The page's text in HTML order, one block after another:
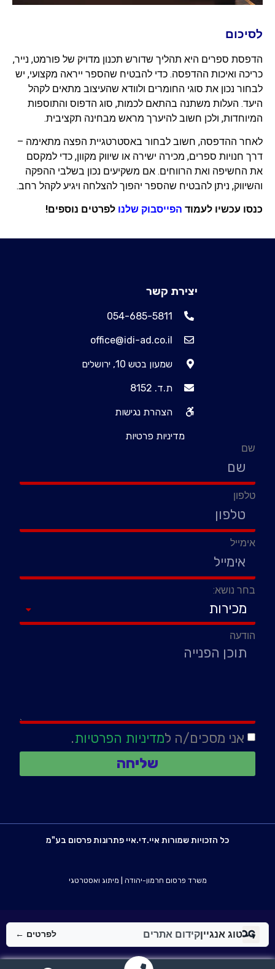
לסיכום
הדפסת ספרים היא תהליך שדורש תכנון מדויק של פורמט, נייר,
כריכה ואיכות ההדפסה. כדי להבטיח שהספר ייראה מקצועי, יש
לבחור נכון את סוגי החומרים ולוודא שהעיצוב מתאים לקהל
היעד. העלות משתנה בהתאם לכמות, סוג הדפוס והתוספות
המיוחדות, ולכן חשוב להיערך מראש מבחינה תקציבית.
לאחר ההדפסה, חשוב לבחור באסטרטגיית הפצה מתאימה –
דרך חנויות ספרים, מכירה ישירה או שיווק מקוון, כדי למקסם
את החשיפה ואת הרווחים. אם משקיעים נכון בשלבי ההפקה
והשיווק, ניתן להבטיח שהספר יהפוך להצלחה ויגיע לקהל רחב.
כנסו עכשיו לעמוד הפייסבוק שלנו לפרטים נוספים!
יצירת קשר
054-685-5811
office@idi-ad.co.il
שמעון בטש 10, ירושלים
ת.ד. 8152
הצהרת נגישות
מדיניות פרטיות
שם
טלפון
אימייל
בחר נושא:
הודעה
אני מסכים/ה למדיניות הפרטיות.
שליחה
כל הזכויות שמורות איי.די.איי פתרונות פרסום בע"מ
משרד פרסום חרמון-יהודה מיתוג ואסטרטגי
טוג אנגייןקידום אתרים לפרטים ←